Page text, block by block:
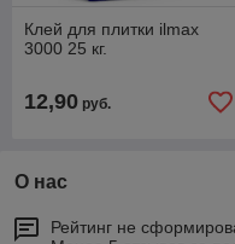
Клей для плитки ilmax
3000 25 кг.
12,90 руб.
О нас
Рейтинг не